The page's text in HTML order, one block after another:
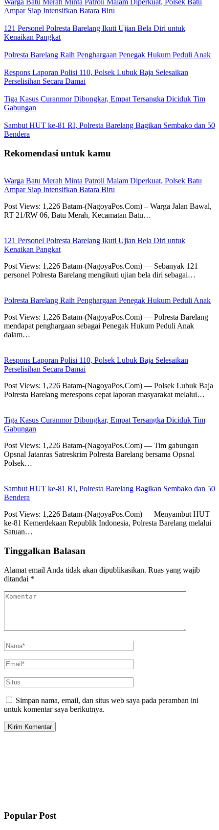
Ampar Siap Intensifkan Batara Biru
121 Personel Polresta Barelang Ikuti Ujian Bela Diri untuk
Kenaikan Pangkat
Polresta Barelang Raih Penghargaan Penegak Hukum Peduli Anak
Respons Laporan Polisi 110, Polsek Lubuk Baja Selesaikan
Perselisihan Secara Damai
Tiga Kasus Curanmor Dibongkar, Empat Tersangka Diciduk Tim
Gabungan
Sambut HUT ke-81 RI, Polresta Barelang Bagikan Sembako dan 50
Bendera
Rekomendasi untuk kamu
Warga Batu Merah Minta Patroli Malam Diperkuat, Polsek Batu
Ampar Siap Intensifkan Batara Biru
Post Views: 1,226 Batam-(NagoyaPos.Com) – Warga Jalan Bawal,
RT 21/RW 06, Batu Merah, Kecamatan Batu…
121 Personel Polresta Barelang Ikuti Ujian Bela Diri untuk
Kenaikan Pangkat
Post Views: 1,226 Batam-(NagoyaPos.Com) — Sebanyak 121
personel Polresta Barelang mengikuti ujian bela diri sebagai…
Polresta Barelang Raih Penghargaan Penegak Hukum Peduli Anak
Post Views: 1,226 Batam-(NagoyaPos.Com) — Polresta Barelang
mendapat penghargaan sebagai Penegak Hukum Peduli Anak
dalam…
Respons Laporan Polisi 110, Polsek Lubuk Baja Selesaikan
Perselisihan Secara Damai
Post Views: 1,226 Batam-(NagoyaPos.Com) — Polsek Lubuk Baja
Polresta Barelang merespons cepat laporan masyarakat melalui…
Tiga Kasus Curanmor Dibongkar, Empat Tersangka Diciduk Tim
Gabungan
Post Views: 1,226 Batam-(NagoyaPos.Com) — Tim gabungan
Opsnal Jatanras Satreskrim Polresta Barelang bersama Opsnal
Polsek…
Sambut HUT ke-81 RI, Polresta Barelang Bagikan Sembako dan 50
Bendera
Post Views: 1,226 Batam-(NagoyaPos.Com) — Menyambut HUT
ke-81 Kemerdekaan Republik Indonesia, Polresta Barelang melalui
Satuan…
Tinggalkan Balasan
Alamat email Anda tidak akan dipublikasikan. Ruas yang wajib
ditandai *
Simpan nama, email, dan situs web saya pada peramban ini
untuk komentar saya berikutnya.
Popular Post